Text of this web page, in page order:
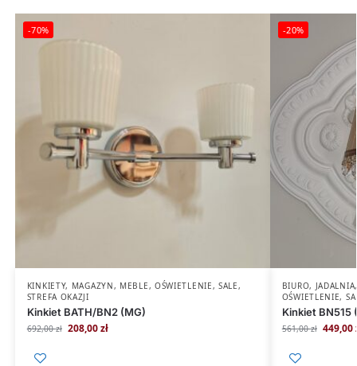
-70%
KINKIETY, MAGAZYN, MEBLE, OŚWIETLENIE,SALE,
STREFA OKAZJI
Kinkiet BATH/BN2 (MG)
692,00zł 208,00zł
-20%
BIURO, JADALNIA
OŚWIETLENIE,
Kinkiet BN515
561,00zł 449,00